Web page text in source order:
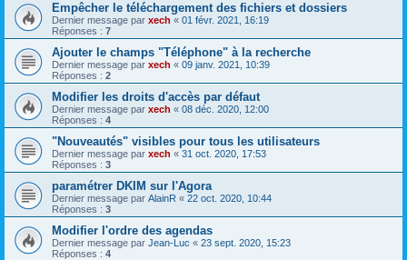
Empêcher le téléchargement des fichiers et dossiers
Dernier message par xech « 01 févr. 2021, 16:19
Réponses : 7
Ajouter le champs "Téléphone" à la recherche
Dernier message par xech « 09 janv. 2021, 10:39
Réponses : 2
Modifier les droits d'accès par défaut
Dernier message par xech « 08 déc. 2020, 12:00
Réponses : 4
"Nouveautés" visibles pour tous les utilisateurs
Dernier message par xech « 31 oct. 2020, 17:53
Réponses : 3
paramétrer DKIM sur l'Agora
Dernier message par AlainR « 22 oct. 2020, 10:44
Réponses : 3
Modifier l'ordre des agendas
Dernier message par Jean-Luc « 23 sept. 2020, 15:23
Réponses : 4